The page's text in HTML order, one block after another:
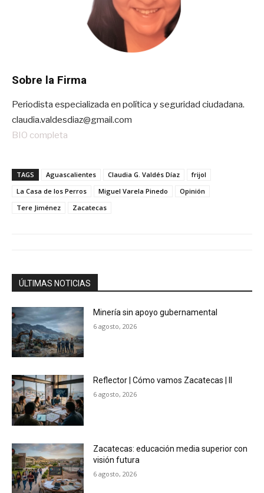
Sobre la Firma
Periodista especializada en política y seguridad ciudadana.
claudia.valdesdiaz@gmail.com
BIO completa
TAGS Aguascalientes Claudia G. Valdés Díaz
frijol
La Casa de los Perros
Miguel Varela Pinedo
Opinión
Tere Jiménez
Zacatecas
ÚLTIMAS NOTICIAS
Minería sin apoyo gubernamental
6 agosto, 2026
Reflector | Cómo vamos Zacatecas | II
6 agosto, 2026
Zacatecas: educación media superior con
visión futura
6 agosto, 2026